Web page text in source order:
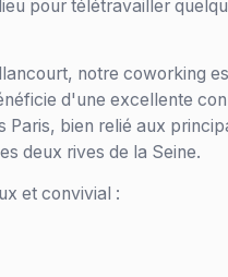
pour télétravailler
notre coworking
d'une excellente
bien relié aux
deux rives de la Seine.
et convivial :